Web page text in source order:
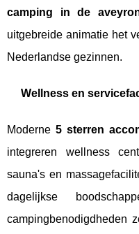
camping in de
uitgebreide animatie het
Nederlandse gezinnen.
Wellness en
Moderne5 sterren
integreren wellness
sauna's en
dagelijkse
campingbenodigdheden